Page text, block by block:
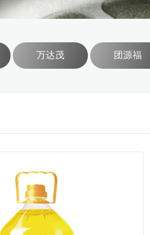
万达茂 团源福